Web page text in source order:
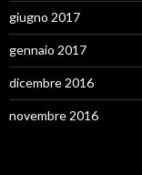
giugno 2017
gennaio 2017
dicembre 2016
novembre 2016